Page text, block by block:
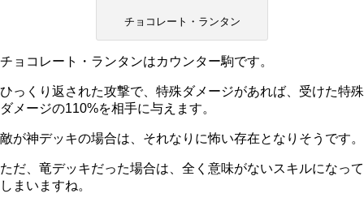
チョコレート・ランタン
チョコレート・ランタンはカウンター駒です。
ひっくり返された攻撃で、特殊ダメージがあれば、受けた特殊
ダメージの110%を相手に与えます。
敵が神デッキの場合は、それなりに怖い存在となりそうです。
ただ、竜デッキだった場合は、全く意味がないスキルになって
しまいますね。